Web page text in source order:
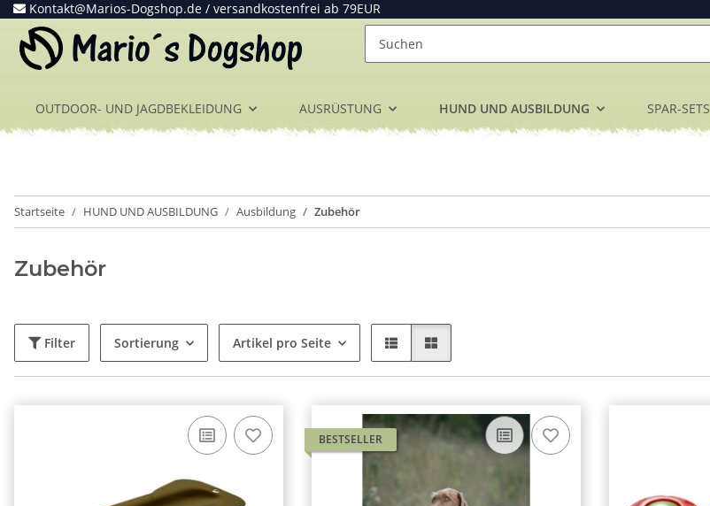
Kontakt@Marios-Dogshop.de / versandkostenfrei ab 79EUR
OUTDOOR- UND JAGDBEKLEIDUNG AUSRÜSTUNG HUND UND AUSBILDUNG SPAR-SETS
Startseite HUND UND AUSBILDUNG Ausbildung Zubehör
Zubehör
Filter Sortierung Artikel pro Seite
BESTSELLER